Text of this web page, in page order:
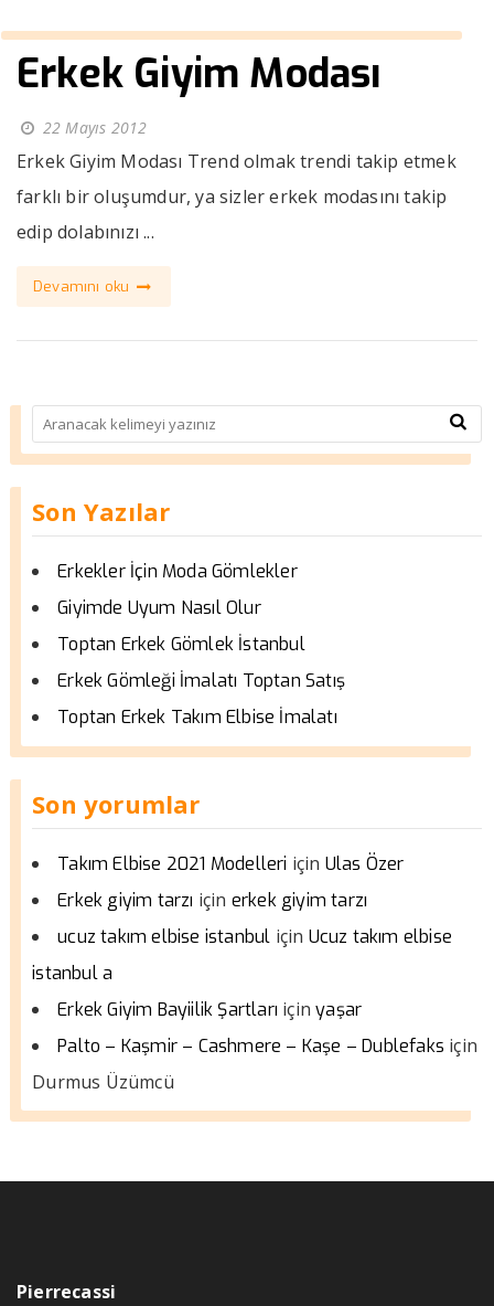
Erkek Giyim Modası
22 Mayıs 2012
Erkek Giyim Modası Trend olmak trendi takip etmek
farklı bir oluşumdur, ya sizler erkek modasını takip
edip dolabınızı ...
Devamını oku
Son Yazılar
Erkekler İçin Moda Gömlekler
Giyimde Uyum Nasıl Olur
Toptan Erkek Gömlek İstanbul
Erkek Gömleği İmalatı Toptan Satış
Toptan Erkek Takım Elbise İmalatı
Son yorumlar
Takım Elbise 2021 Modelleri için Ulas Özer
Erkek giyim tarzı için erkek giyim tarzı
ucuz takım elbise istanbul için Ucuz takım elbise
istanbul a
Erkek Giyim Bayiilik Şartları içinyaşar
Palto – Kaşmir – Cashmere – Kaşe – Dublefaks için
Durmus Üzümcü
Pierrecassi